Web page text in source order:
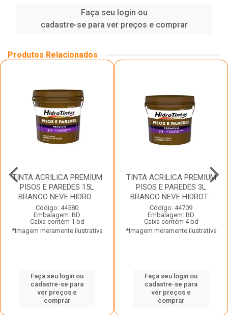
Faça seu login ou
cadastre-se para ver preços e comprar
Produtos Relacionados
TINTA ACRILICA PREMIUM
PISOS E PAREDES 15L
BRANCO NEVE HIDRO...
Código: 44580
Embalagem: BD
Caixa contém 1 bd
*Imagem meramente ilustrativa
Faça seu login ou
cadastre-se para
ver preços e
comprar
TINTA ACRILICA PREMIUM
PISOS E PAREDES 3L
BRANCO NEVE HIDROT...
Código: 44709
Embalagem: BD
Caixa contém 4 bd
*Imagem meramente ilustrativa
Faça seu login ou
cadastre-se para
ver preços e
comprar